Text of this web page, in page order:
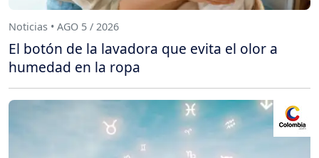
Noticias • AGO 5 / 2026
El botón de la lavadora que evita el olor a
humedad en la ropa